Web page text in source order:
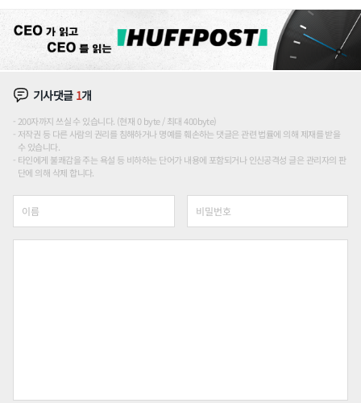
기사댓글 1개
200자까지 쓰실 수 있습니다. (현재 0 byte / 최대 400byte)
저작권 등 다른 사람의 권리를 침해하거나 명예를 훼손하는 댓글은 관련 법률에 의해 제재를 받을
수 있습니다.
타인에게 불쾌감을 주는 욕설 등 비하하는 단어가 내용에 포함되거나 인신공격성 글은 관리자의 판
단에 의해 삭제 합니다.